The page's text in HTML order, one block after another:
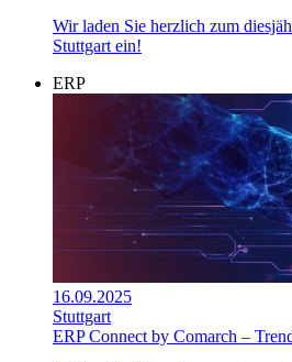
Wir laden Sie herzlich zum
Stuttgart ein!
ERP
16.09.2025
Stuttgart
ERP Connect by Comarch –